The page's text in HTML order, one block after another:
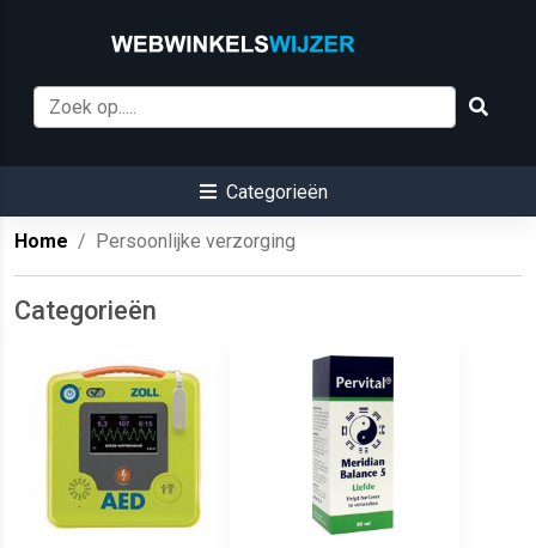
Categorieën
Home Persoonlijke verzorging
Categorieën